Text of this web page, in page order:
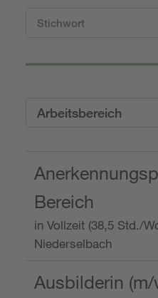
Arbeitsbereich
Bereich
in Vollzeit (38,5 Std./
Niederselbach
Ausbilderin